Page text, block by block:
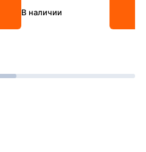
В наличии